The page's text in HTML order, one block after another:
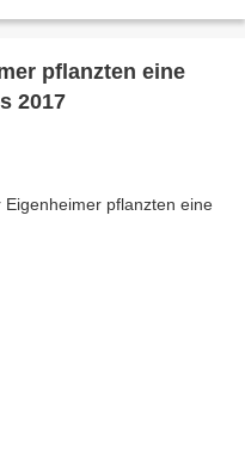
pflanzten eine
2017